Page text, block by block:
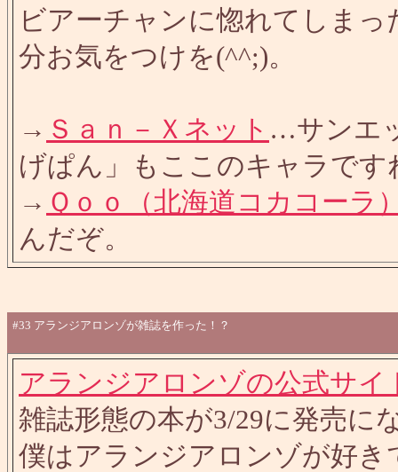
ビアーチャンに惚れてしま
分お気をつけを(^^;)。
→ Ｓａｎ－Ｘネット …サンエ
げぱん」もここのキャラです
→ Ｑｏｏ（北海道コカコーラ
んだぞ。
#33 アランジアロンゾが雑誌を作った！？
アランジアロンゾの公式サイ
雑誌形態の本が3/29に発売に
僕はアランジアロンゾが好